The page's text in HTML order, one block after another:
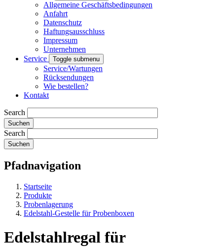
Allgemeine Geschäftsbedingungen
Anfahrt
Datenschutz
Haftungsausschluss
Impressum
Unternehmen
Service
Toggle submenu
Service/Wartungen
Rücksendungen
Wie bestellen?
Kontakt
Search
Search
Pfadnavigation
Startseite
Produkte
Probenlagerung
Edelstahl-Gestelle für Probenboxen
Edelstahlregal für